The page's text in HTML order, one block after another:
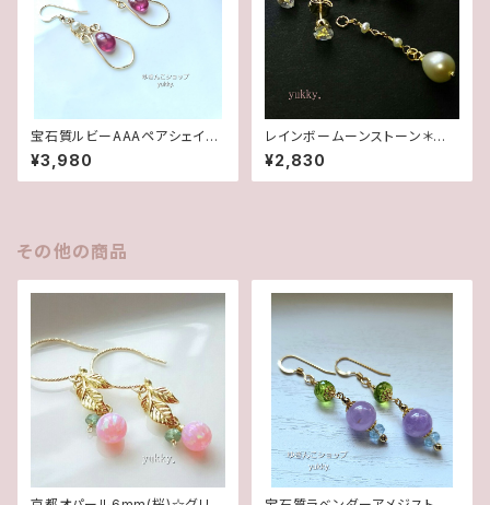
宝石質ルビーAAAペアシェイプ
✽淡水パール14kgfデザインピ
アス/イヤリング
¥3,980
レインボームーンストーン＊淡
水2wayポストピアス14kgf
¥2,830
その他の商品